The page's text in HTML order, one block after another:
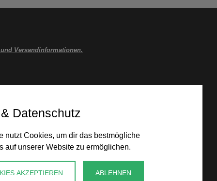
Versandinformationen.
Datenschutz
nutzt Cookies, um dir das bestmögliche
auf unserer Website zu ermöglichen.
AKZEPTIEREN ABLEHNEN